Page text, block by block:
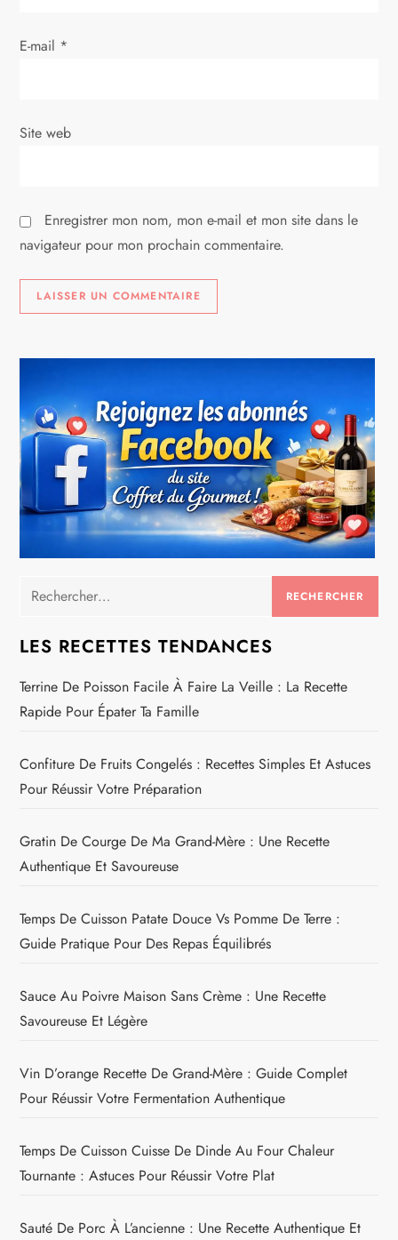
r
i
l
e
E-mail *
Site web
Enregistrer mon nom, mon e-mail et mon site dans le
navigateur pour mon prochain commentaire.
Rechercher :
LES RECETTES TENDANCES
Terrine De Poisson Facile À Faire La Veille : La Recette
Rapide Pour Épater Ta Famille
Confiture De Fruits Congelés : Recettes Simples Et Astuces
Pour Réussir Votre Préparation
Gratin De Courge De Ma Grand-Mère : Une Recette
Authentique Et Savoureuse
Temps De Cuisson Patate Douce Vs Pomme De Terre :
Guide Pratique Pour Des Repas Équilibrés
Sauce Au Poivre Maison Sans Crème : Une Recette
Savoureuse Et Légère
Vin D’orange Recette De Grand-Mère : Guide Complet
Pour Réussir Votre Fermentation Authentique
Temps De Cuisson Cuisse De Dinde Au Four Chaleur
Tournante : Astuces Pour Réussir Votre Plat
Sauté De Porc À L’ancienne : Une Recette Authentique Et